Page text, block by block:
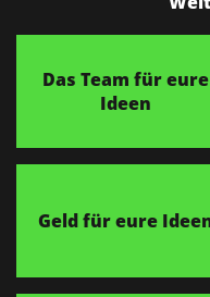
Das Team für eure
Ideen
Geld für eure